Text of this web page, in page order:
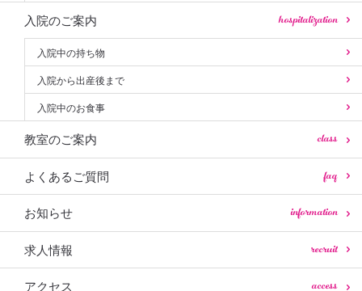
入院のご案内 hospitalization
入院中の持ち物
入院から出産後まで
入院中のお食事
教室のご案内 class
よくあるご質問 faq
お知らせ information
求人情報 recruit
アクセス access